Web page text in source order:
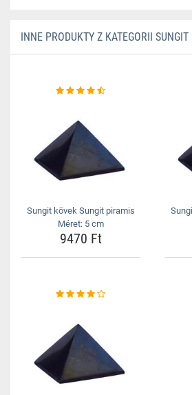
INNE PRODUKTY Z KATEGORII SUNGIT
Sungit kövek Sungit piramis
Méret: 5 cm
9470 Ft